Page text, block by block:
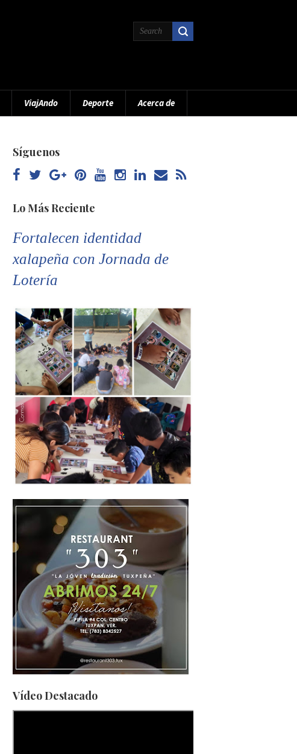
ViajAndo Deporte Acerca de
Síguenos
Lo Más Reciente
Fortalecen identidad
xalapeña con Jornada de
Lotería
Vídeo Destacado